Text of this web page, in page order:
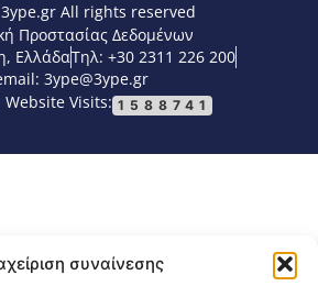
συναίνεσης
3ype.gr All rights reserved
Προστασίας Δεδομένων
ΕλλάδαΤηλ: +30 2311 226 200
3ype@3ype.gr
Website Visits: 1588741